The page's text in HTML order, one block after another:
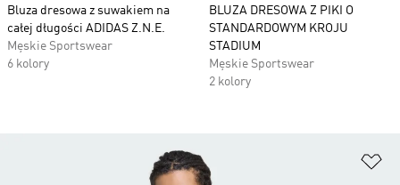
Bluza dresowa z suwakiem na
całej długości ADIDAS Z.N.E.
Męskie Sportswear
6 kolory
BLUZA DRESOWA Z PIKI O
STANDARDOWYM KROJU
STADIUM
Męskie Sportswear
2 kolory